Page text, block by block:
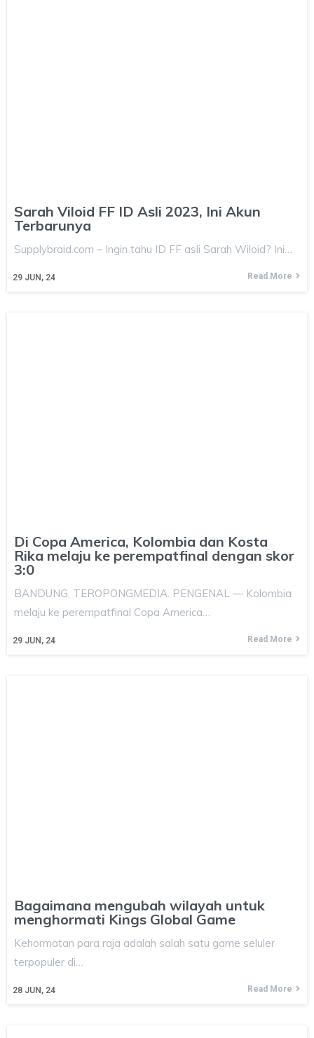
Sarah Viloid FF ID Asli 2023, Ini Akun
Terbarunya
29 JUN, 24
Supplybraid.com – Ingin tahu ID FF asli Sarah Wiloid? Ini…
Read More
Di Copa America, Kolombia dan Kosta
Rika melaju ke perempatfinal dengan skor
3:0
29 JUN, 24
BANDUNG, TEROPONGMEDIA. PENGENAL — Kolombia
melaju ke perempatfinal Copa America…
Read More
Bagaimana mengubah wilayah untuk
menghormati Kings Global Game
28 JUN, 24
Kehormatan para raja adalah salah satu game seluler
terpopuler di…
Read More